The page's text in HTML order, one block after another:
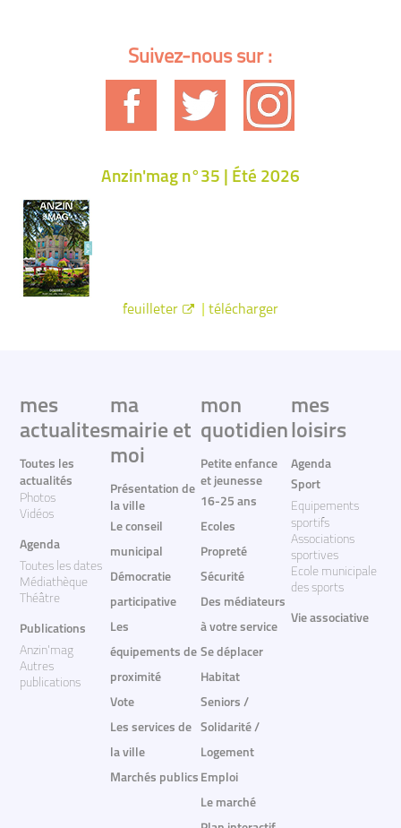
Suivez-nous sur :
Anzin'mag n°35 | Été 2026
feuilleter télécharger
mes
actualites
Toutes les
actualités
Photos
Vidéos
Agenda
Toutes les dates
Médiathèque
Théâtre
Publications
Anzin'mag
Autres
publications
ma
mairie et
moi
Présentation de
la ville
Le conseil
municipal
Démocratie
participative
Les
équipements de
proximité
Vote
Les services de
la ville
Marchés publics
mon
quotidien
Petite enfance
et jeunesse
16-25 ans
Ecoles
Propreté
Sécurité
Des médiateurs
à votre service
Se déplacer
Habitat
Seniors /
Solidarité /
Logement
Emploi
Le marché
mes
loisirs
Agenda
Sport
Equipements
sportifs
Associations
sportives
Ecole municipale
des sports
Vie associative